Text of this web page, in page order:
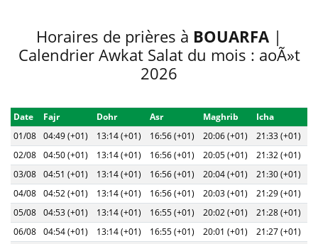
Horaires de prières à BOUARFA |
Calendrier Awkat Salat du mois : aoÃ»t
2026
Date Fajr Dohr Asr Maghrib
Icha
01/08 04:49 (+01) 13:14 (+01) 16:56 (+01) 20:06 (+01)
21:33 (+01)
02/08 04:50 (+01) 13:14 (+01) 16:56 (+01) 20:05 (+01)
21:32 (+01)
03/08 04:51 (+01) 13:14 (+01) 16:56 (+01) 20:04 (+01)
21:30 (+01)
04/08 04:52 (+01) 13:14 (+01) 16:56 (+01) 20:03 (+01)
21:29 (+01)
05/08 04:53 (+01) 13:14 (+01) 16:55 (+01) 20:02 (+01)
21:28 (+01)
06/08 04:54 (+01) 13:14 (+01) 16:55 (+01) 20:01 (+01)
21:27 (+01)